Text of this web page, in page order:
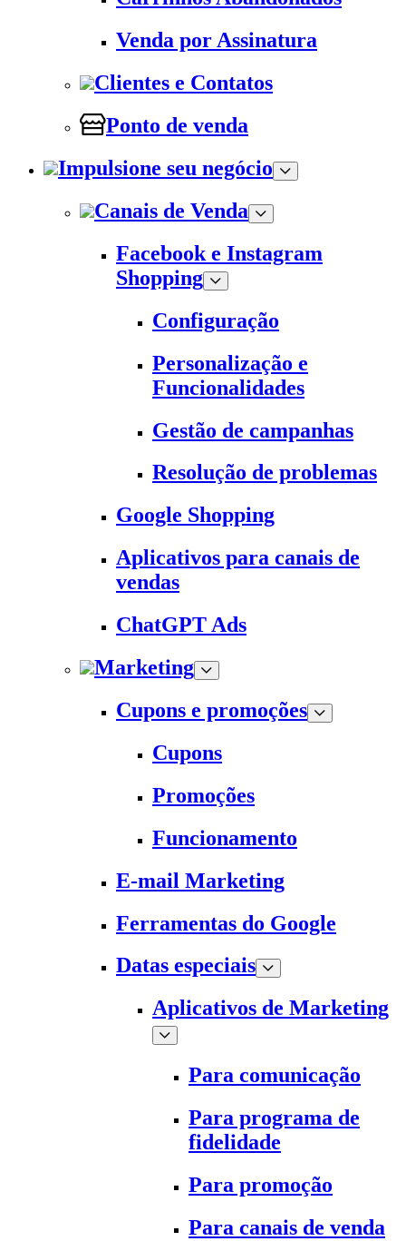
Venda por Assinatura
Clientes e Contatos
Ponto de venda
Impulsione seu negócio
Canais de Venda
Facebook e Instagram
Shopping
Configuração
Personalização e
Funcionalidades
Gestão de campanhas
Resolução de problemas
Google Shopping
Aplicativos para canais de
vendas
ChatGPT Ads
Marketing
Cupons e promoções
Cupons
Promoções
Funcionamento
E-mail Marketing
Ferramentas do Google
Datas especiais
Aplicativos de Marketing
Para comunicação
Para programa de
fidelidade
Para promoção
Para canais de venda